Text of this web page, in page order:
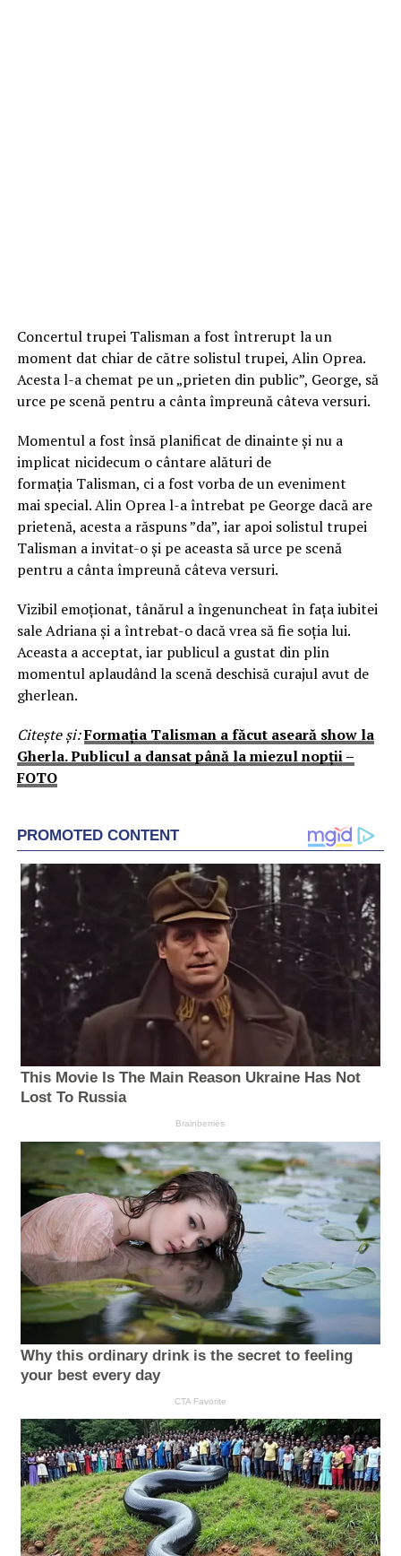
Concertul trupei Talisman a fost întrerupt la un
moment dat chiar de către solistul trupei, Alin Oprea.
Acesta l-a chemat pe un „prieten din public”, George, să
urce pe scenă pentru a cânta împreună câteva versuri.
Momentul a fost însă planificat de dinainte și nu a
implicat nicidecum o cântare alături de
formația Talisman, ci a fost vorba de un eveniment
mai special. Alin Oprea l-a întrebat pe George dacă are
prietenă, acesta a răspuns ”da”, iar apoi solistul trupei
Talisman a invitat-o și pe aceasta să urce pe scenă
pentru a cânta împreună câteva versuri.
Vizibil emoționat, tânărul a îngenuncheat în fața iubitei
sale Adriana și a întrebat-o dacă vrea să fie soția lui.
Aceasta a acceptat, iar publicul a gustat din plin
momentul aplaudând la scenă deschisă curajul avut de
gherlean.
Citește și:Formația Talisman a făcut aseară show la
Gherla. Publicul a dansat până la miezul nopții –
FOTO